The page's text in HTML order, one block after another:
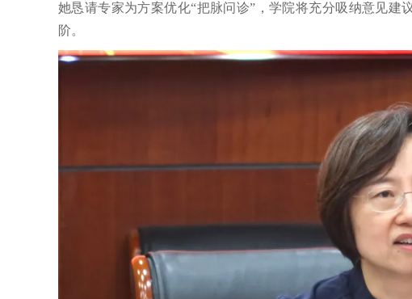
她恳请专家为方案优化“把脉问诊”，学院将充分吸纳意见建
阶。